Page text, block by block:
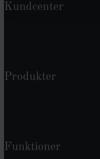
Kundcenter
Produkter
Funktioner